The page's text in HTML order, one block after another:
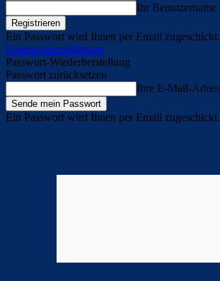
Ihr Benutzername
Ein Passwort wird Ihnen per Email zugeschickt.
Datenschutzerklärung
Passwort-Wiederherstellung
Passwort zurücksetzen
Ihre E-Mail-
Ein Passwort wird Ihnen per Email zugeschickt.